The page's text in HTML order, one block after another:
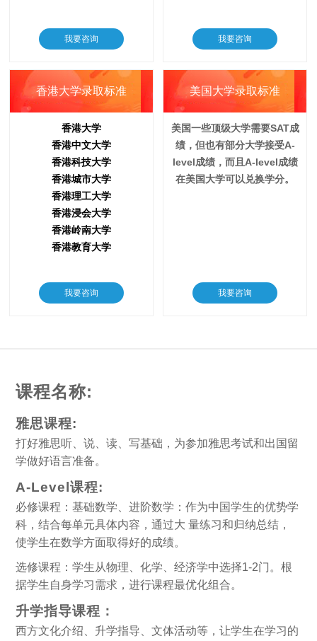
我要咨询 我要咨询
香港大学录取标准
香港大学
香港中文大学
香港科技大学
香港城市大学
香港理工大学
香港浸会大学
香港岭南大学
香港教育大学
我要咨询
美国大学录取标准
美国一些顶级大学需要SAT成
绩，但也有部分大学接受A-
level成绩，而且A-level成绩
在美国大学可以兑换学分。
我要咨询
课程名称:
雅思课程:
打好雅思听、说、读、写基础，为参加雅思考试和出国留
学做好语言准备。
A-Level课程:
必修课程：基础数学、进阶数学：作为中国学生的优势学
科，结合每单元具体内容，通过大 量练习和归纳总结，
使学生在数学方面取得好的成绩。
选修课程：学生从物理、化学、经济学中选择1-2门。根
据学生自身学习需求，进行课程最优化组合。
升学指导课程：
西方文化介绍、升学指导、文体活动等，让学生在学习的